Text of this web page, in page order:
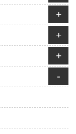
+
+
+
-